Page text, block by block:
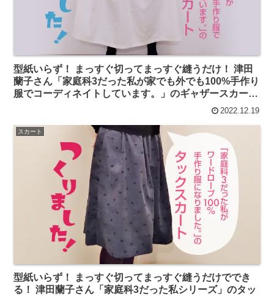
型紙いらず！ まっすぐ切ってまっすぐ縫うだけ！ 津田
蘭子さん「家庭科3だった私が家でも外でも100%手作り
服でコーディネイトしています。」のギャザースカート
2022.12.19
スカート
型紙いらず！ まっすぐ切ってまっすぐ縫うだけででき
る！ 津田蘭子さん「家庭科3だった私シリーズ」のタッ